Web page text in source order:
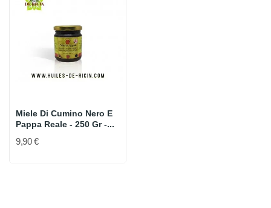
Miele Di Cumino Nero E
Pappa Reale - 250 Gr -...
9,90 €